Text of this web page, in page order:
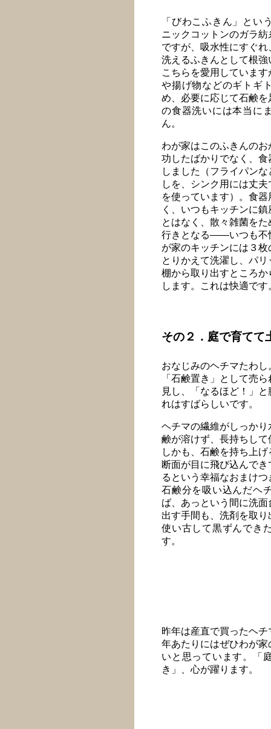
「びわこふきん」とい
ニックコットンのガラ
ですが、吸水性にすぐ
洗えるふきんとして根
こちらを愛用していま
や揚げ物などのギトギ
め、必要に応じて石鹸
の食器洗いには本当に
ん。
わが家はこのふきんの
功したばかりでなく、
しました（フライパン
しを、シンク用には丈
を使っています）。食
く、いつもキッチンに
とはなく、散々雑菌を
行きとなる――いつも不
が家のキッチンには３
とりかえて洗濯し、パ
棚から取り出すところ
します。これは快適で
その２．庭で育てて
おなじみのヘチマたわ
「石鹸置き」として売
見し、「なるほど！」
れはすばらしいです。
ヘチマの繊維がしっか
鹸が溶けず、長持ちして
しかも、石鹸を持ち上
断面が目に飛び込んで
るという幸福なおまけつ
石鹸分を吸い込んだヘ
ば、あっという間に洗
出す手間も、洗剤を取り
使い古して黒ずんでき
す。
昨年は産直で買ったヘ
年あたりにはぜひわが
いと思っています。「
き」、心が躍ります。